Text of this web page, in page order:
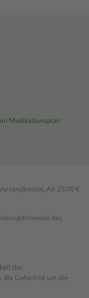
Medikationsplan
Ab 29,00 €
des
der
die Lieferfrist um die